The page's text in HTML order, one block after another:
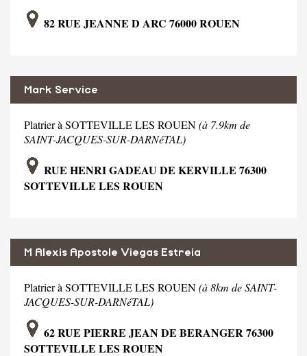
82 RUE JEANNE D ARC 76000 ROUEN
Mark Service
Platrier à SOTTEVILLE LES ROUEN(à 7.9km de
SAINT-JACQUES-SUR-DARNéTAL)
RUE HENRI GADEAU DE KERVILLE 76300
SOTTEVILLE LES ROUEN
M Alexis Apostole Viegas Estreia
Platrier à SOTTEVILLE LES ROUEN(à 8km de SAINT-
JACQUES-SUR-DARNéTAL)
62 RUE PIERRE JEAN DE BERANGER 76300
SOTTEVILLE LES ROUEN